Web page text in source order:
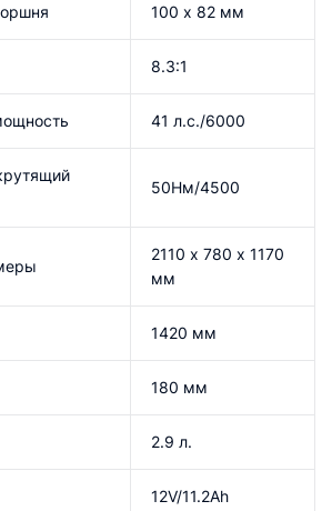
100 х 82 мм
8.3:1
41 л.с./6000
50Нм/4500
2110 х 780 х 1170
мм
1420 мм
180 мм
2.9 л.
12V/11.2Ah